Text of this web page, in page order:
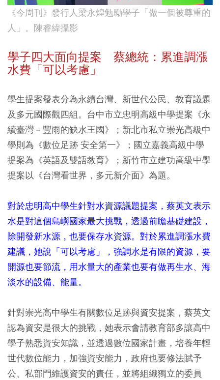
《今周刊》發行人梁永煌勉勵學子「做一個被尊重的
人」。陳睿緯攝影
學子四大面向提案 蔡總統：累進調漲
水費「可以考慮」
學生提案發表分為永續台灣、新世代公民、教育議題
及多元國際觀四組。台中市立忠明高級中學提案《永
續臺灣－豐雨的缺水王國》；新北市私立崇光高級中
學則為《數位足跡 安全第一》；國立嘉義高級中學
提案為《英語及雙語教育》；新竹市立建功高級中學
提案以《台灣看世界，多元新介面》為題。
對於忠明高中學生針對水資源議題提案，蔡英文表示
水是對這個島嶼國家最大挑戰，透過前瞻基礎建設，
除開發新水源，也要保存水資源。對於累進調漲水費
建議，她說「可以考慮」，強調水是有限的資源，要
開源也要節流，用水量大的產業也要有做再生水、海
淡水的設備、能量。
針對崇光高中學生有關數位足跡與資安提案，蔡英文
認為資安是很大的挑戰，她表示會請教育部多讓高中
學子熟悉資安知識，並透過數位國家計畫，培養年輕
世代數位能力，加強資安能力，政府也要修法賦予
公、私部門維護資安的責任，並將組織獨立的委員